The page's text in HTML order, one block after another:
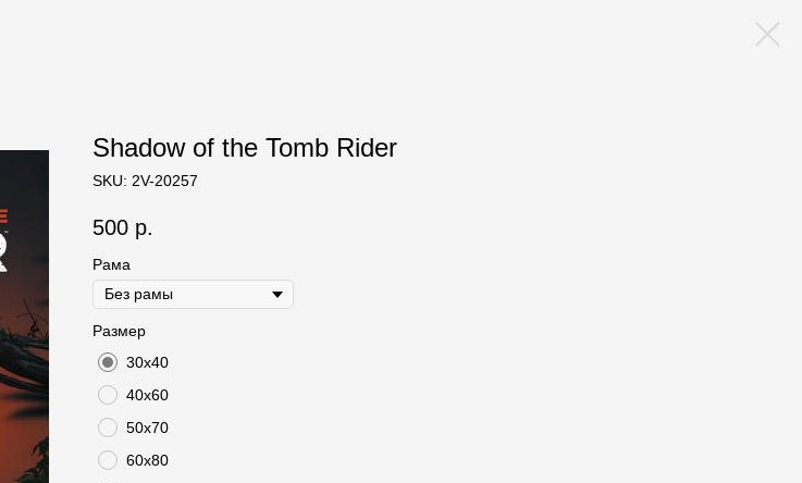
Shadow of the Tomb Rider
SKU: 2V-20257
500 р.
Рама
Размер
30х40
40х60
50х70
60х80